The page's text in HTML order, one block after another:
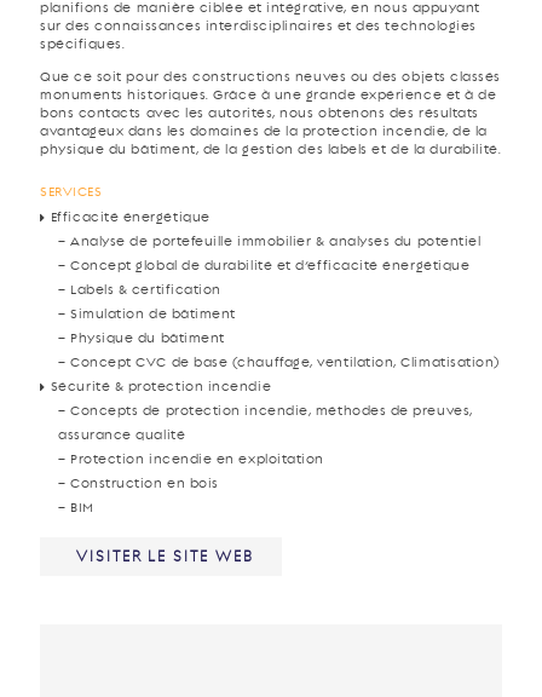
planifions de manière ciblée et intégrative, en nous appuyant
sur des connaissances interdisciplinaires et des technologies
spécifiques.
Que ce soit pour des constructions neuves ou des objets classés
monuments historiques. Grâce à une grande expérience et à de
bons contacts avec les autorités, nous obtenons des résultats
avantageux dans les domaines de la protection incendie, de la
physique du bâtiment, de la gestion des labels et de la durabilité.
SERVICES
Efficacité énergétique
– Analyse de portefeuille immobilier & analyses du potentiel
– Concept global de durabilité et d’efficacité énergétique
– Labels & certification
– Simulation de bâtiment
– Physique du bâtiment
– Concept CVC de base (chauffage, ventilation, Climatisation)
Sécurité & protection incendie
– Concepts de protection incendie, méthodes de preuves,
assurance qualité
– Protection incendie en exploitation
– Construction en bois
– BIM
VISITER LE SITE WEB